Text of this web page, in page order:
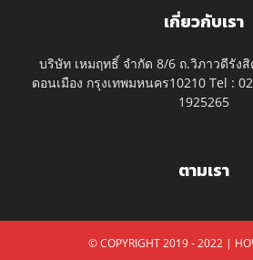
เกี่ยวกับเรา
บริษัท เหมฤทธิ์ จำกัด 8/6 ถ.วิภาวดีรัง
ดอนเมือง กรุงเทพมหนคร10210 Tel :
1925265
ตามเรา
© COPYRIGHT 2019 - 2022 |